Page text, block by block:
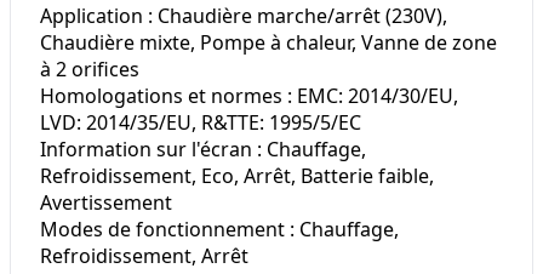
Application : Chaudière marche/arrêt (230V),
Chaudière mixte, Pompe à chaleur, Vanne de zone
à 2 orifices
Homologations et normes : EMC: 2014/30/EU,
LVD: 2014/35/EU, R&TTE: 1995/5/EC
Information sur l'écran : Chauffage,
Refroidissement, Eco, Arrêt, Batterie faible,
Avertissement
Modes de fonctionnement : Chauffage,
Refroidissement, Arrêt